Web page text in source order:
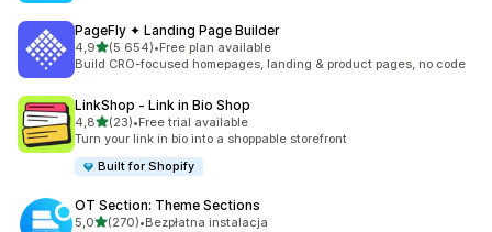
PageFly ✦ Landing Page Builder
4,9na 5 gwiazdek
(5 654)
Łączna liczba recenzji: 5654
•Free plan available
Build CRO-focused homepages, landing & product pages, no code
LinkShop ‑ Link in Bio Shop
4,8na 5 gwiazdek
(23)
Łączna liczba recenzji: 23
•Free trial available
Turn your link in bio into a shoppable storefront
Built for Shopify
OT Section: Theme Sections
5,0na 5 gwiazdek
(270)
Łączna liczba recenzji: 270
•Bezpłatna instalacja